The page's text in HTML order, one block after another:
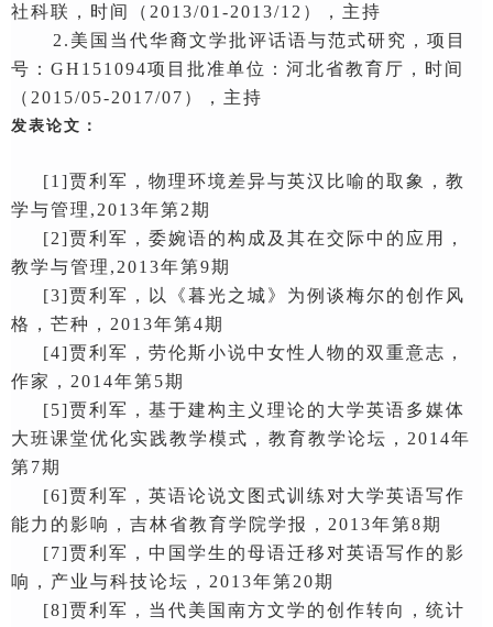
社科联 ，时间（ 201 3/01-2013/12），主持
2. 美国当代华裔文学批评话语与范式研究， 项目
号 ： GH151094项目批准单位 ： 河北省教育厅 ，时间
（ 201 5/05-2017/07 ），主持
发表论文：
[1]贾利军， 物理环境差异与英汉比喻的取象 ， 教
学与管理 ,2013年第2期
[2]贾利军， 委婉语的构成及其在交际中的应用，
教学与管理 ,2013年第9期
[3]贾利军，
以《暮光之城》为例谈梅尔的创作风
格， 芒种， 2013年第4期
[4]贾利军， 劳伦斯小说中女性人物的双重意志，
作家， 2014年第5期
[5]贾利军， 基于建构主义理论的大学英语多媒体
大班课堂优化实践教学模式， 教育教学论坛， 2014年
第7期
[6]贾利军， 英语论说文图式训练对大学英语写作
能力的影响， 吉林省教育学院学报， 2013年第8期
[7]贾利军，中国学生的母语迁移对英语写作的影
响，产业与科技论坛， 2013年第20期
[8]贾利军，当代美国南方文学的创作转向，统计